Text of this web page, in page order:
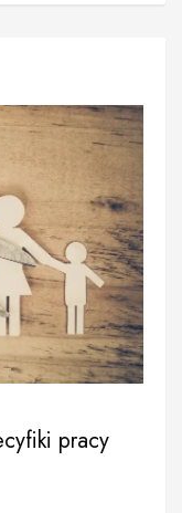
pracy